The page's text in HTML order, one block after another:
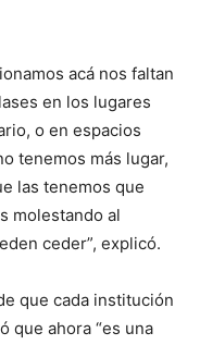
acá nos faltan
en los lugares
o en espacios
tenemos más lugar,
las tenemos que
molestando al
ceder”, explicó.
que cada institución
que ahora “es una